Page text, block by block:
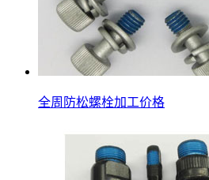
全周防松螺栓加工价格